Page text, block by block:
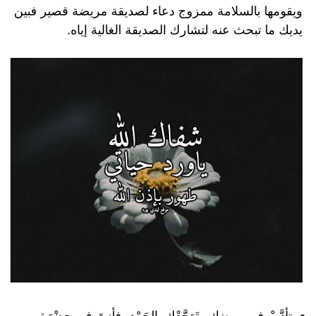
ويقومها بالسلامة ممزوج دعاء لصديقة مريضة قصير فبين
يديك ما تبحث عنه لتشارك الصديقة الغالية إياه.